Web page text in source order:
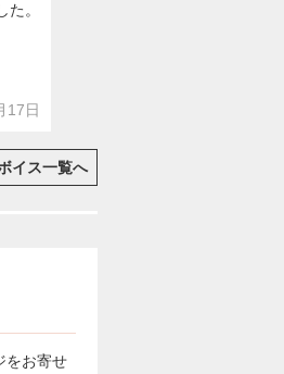
。
17日
イス一覧へ
をお寄せ